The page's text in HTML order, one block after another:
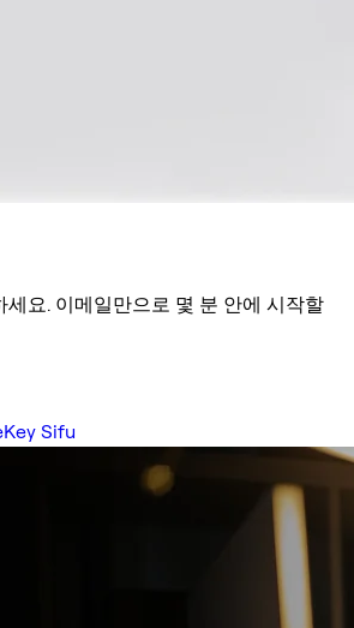
세요. 이메일만으로 몇 분 안에 시작할
Sifu